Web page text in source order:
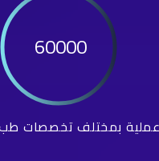
60000
عملية بمختلف تخصصات طب